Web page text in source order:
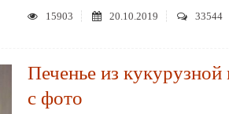
15903 20.10.2019 33544
Печенье из
с фото